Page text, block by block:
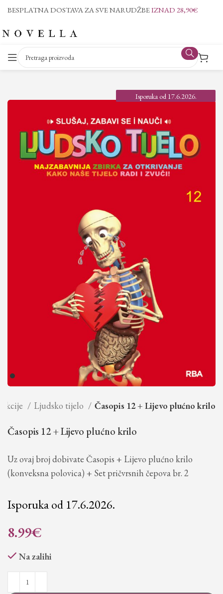
BESPLATNA DOSTAVA ZA SVE NARUDŽBEIZNAD 28,90€
Isporuka od 17.6.2026.
Ljudsko tijelo Časopis 12 + Lijevo plućno krilo
Časopis 12 + Lijevo plućno krilo
Uz ovaj broj dobivate Časopis + Lijevo plućno krilo
(konveksna polovica) + Set pričvrsnih čepova br. 2
Isporuka od 17.6.2026.
8.99€
Na zalihi